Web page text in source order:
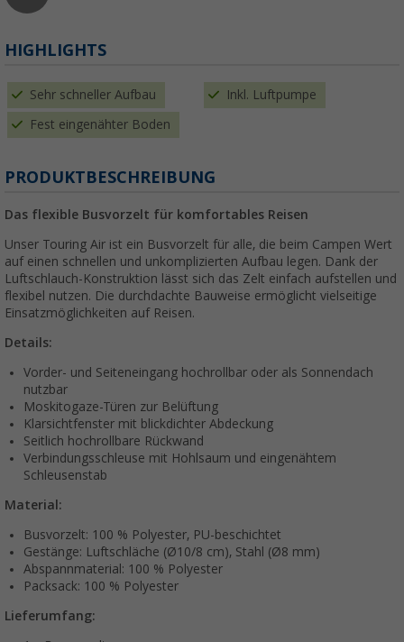
HIGHLIGHTS
Sehr schneller Aufbau Inkl. Luftpumpe
Fest eingenähter Boden
PRODUKTBESCHREIBUNG
Das flexible Busvorzelt für komfortables Reisen
Unser Touring Air ist ein Busvorzelt für alle, die beim Campen Wert
auf einen schnellen und unkomplizierten Aufbau legen. Dank der
Luftschlauch-Konstruktion lässt sich das Zelt einfach aufstellen und
flexibel nutzen. Die durchdachte Bauweise ermöglicht vielseitige
Einsatzmöglichkeiten auf Reisen.
Details:
Vorder- und Seiteneingang hochrollbar oder als Sonnendach
nutzbar
Moskitogaze-Türen zur Belüftung
Klarsichtfenster mit blickdichter Abdeckung
Seitlich hochrollbare Rückwand
Verbindungsschleuse mit Hohlsaum und eingenähtem
Schleusenstab
Material:
Busvorzelt: 100 % Polyester, PU-beschichtet
Gestänge: Luftschläche (Ø10/8 cm), Stahl (Ø8 mm)
Abspannmaterial: 100 % Polyester
Packsack: 100 % Polyester
Lieferumfang: